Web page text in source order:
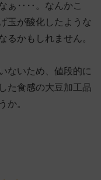
ぁ‥‥。なんかこ
玉が酸化したような
るかもしれません。
ないため、値段的に
た食感の大豆加工品
か。